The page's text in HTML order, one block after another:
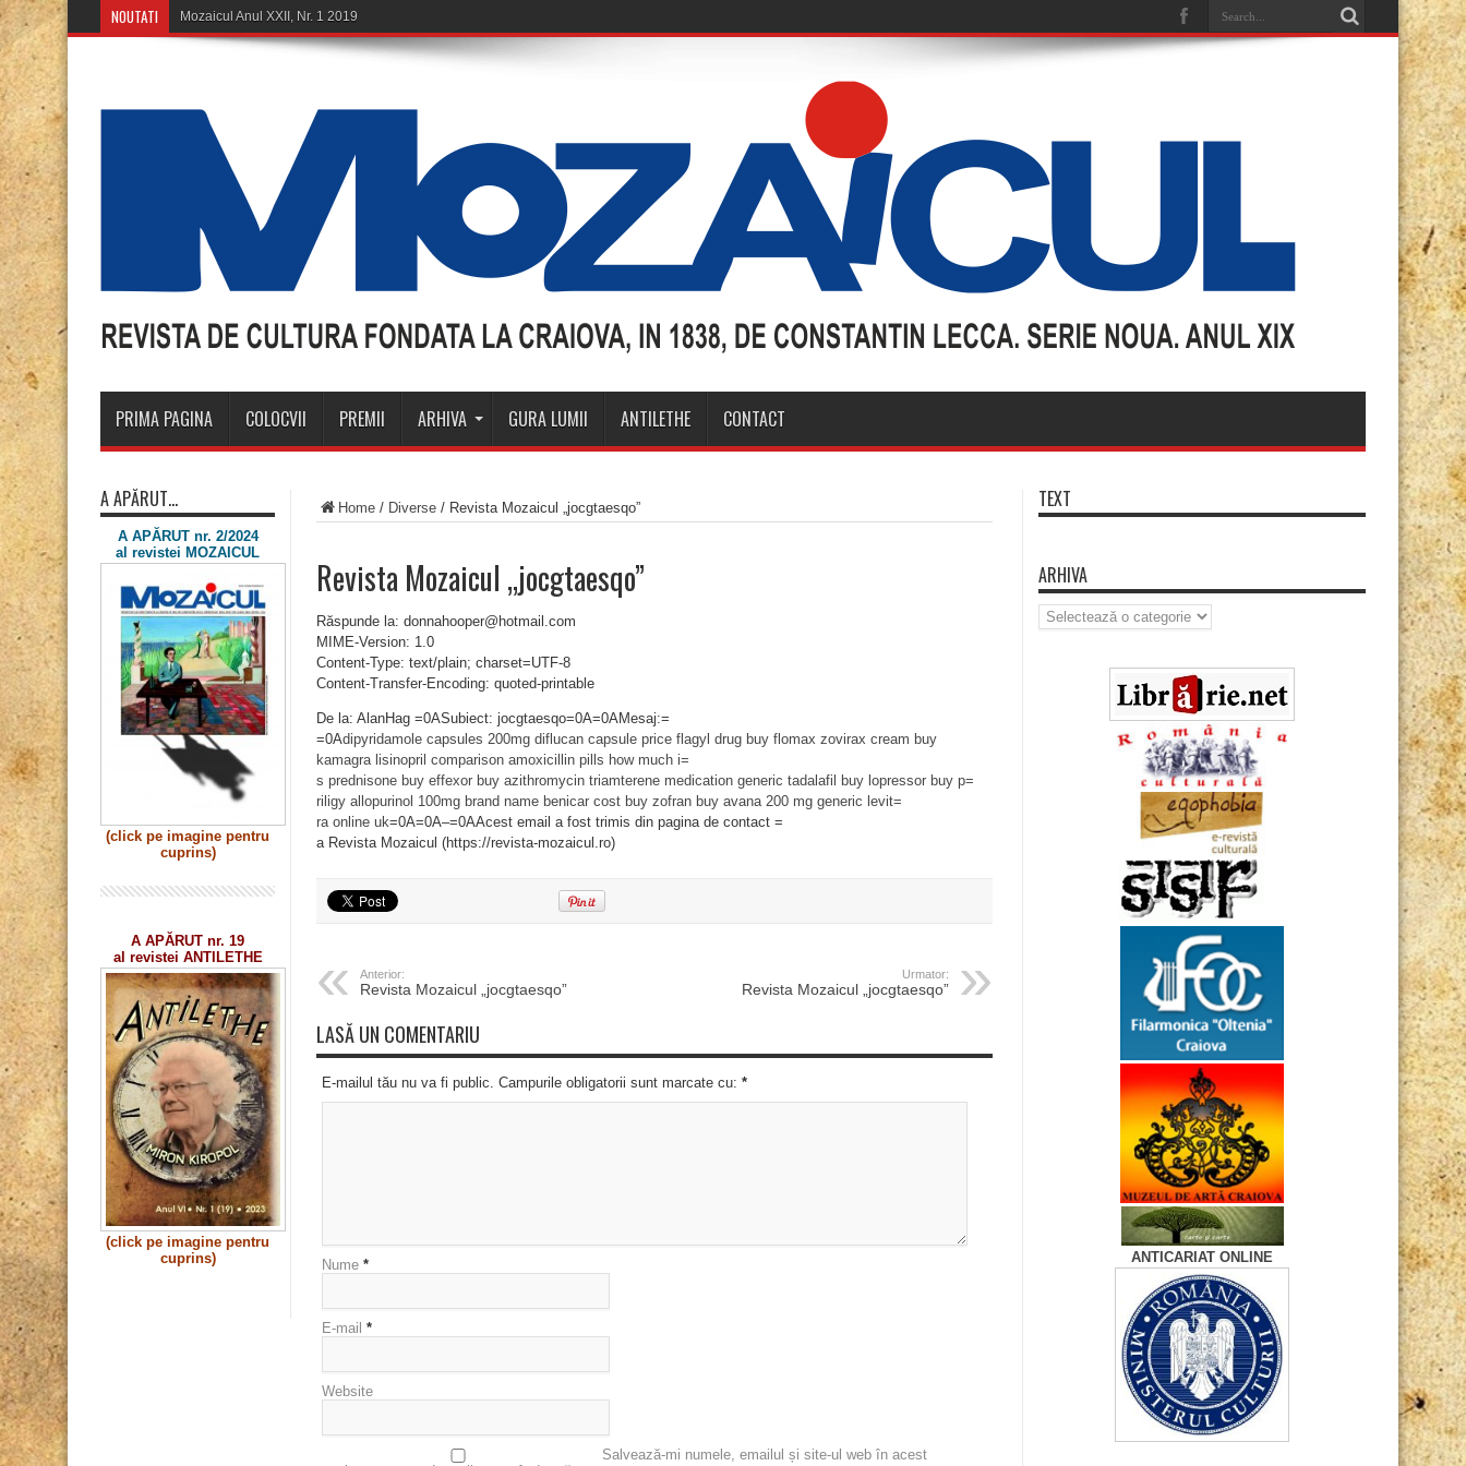
NOUTATI
PRIMA PAGINA COLOCVII PREMII ARHIVA GURA LUMII ANTILETHE CONTACT
Home / Diverse / Revista Mozaicul „jocgtaesqo”
Revista Mozaicul „jocgtaesqo”
Răspunde la: donnahooper@hotmail.com
MIME-Version: 1.0
Content-Type: text/plain; charset=UTF-8
Content-Transfer-Encoding: quoted-printable
De la: AlanHag =0ASubiect: jocgtaesqo=0A=0AMesaj:=
=0Adipyridamole capsules 200mg diflucan capsule price flagyl drug buy flomax zovirax cream buy
kamagra lisinopril comparison amoxicillin pills how much i=
s prednisone buy effexor buy azithromycin triamterene medication generic tadalafil buy lopressor buy p=
riligy allopurinol 100mg brand name benicar cost buy zofran buy avana 200 mg generic levit=
ra online uk=0A=0A–=0AAcest email a fost trimis din pagina de contact =
a Revista Mozaicul (https://revista-mozaicul.ro)
Anterior:
Revista Mozaicul „jocgtaesqo”
Urmator:
Revista Mozaicul „jocgtaesqo”
LASĂ UN COMENTARIU
E-mailul tău nu va fi public. Campurile obligatorii sunt marcate cu: *
Nume *
E-mail *
Website
Salvează-mi numele, emailul și site-ul web în acest
A APĂRUT…
A APĂRUT nr. 2/2024
al revistei MOZAICUL
(click pe imagine pentru
cuprins)
A APĂRUT nr. 19
al revistei ANTILETHE
(click pe imagine pentru
cuprins)
TEXT
ARHIVA
Arhiva
ANTICARIAT ONLINE